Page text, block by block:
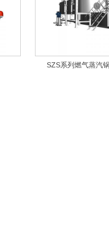
SZS系列燃气蒸汽